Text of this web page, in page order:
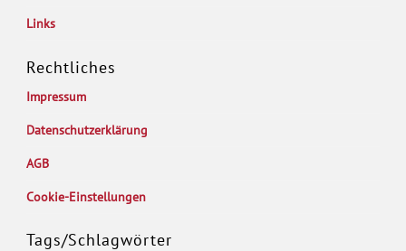
Links
Rechtliches
Impressum
Datenschutzerklärung
AGB
Cookie-Einstellungen
Tags/Schlagwörter